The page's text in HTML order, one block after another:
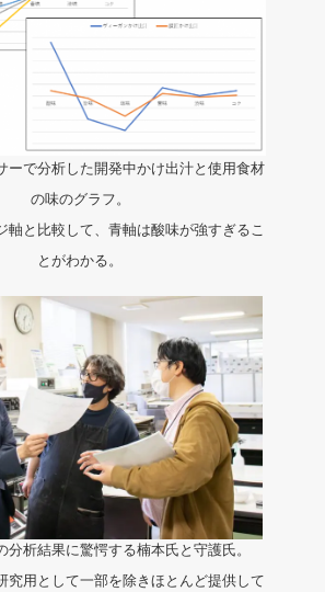
ーで分析した開発中かけ出汁と使用食材
の味のグラフ。
軸と比較して、青軸は酸味が強すぎるこ
とがわかる。
分析結果に驚愕する楠本氏と守護氏。
究用として一部を除きほとんど提供して